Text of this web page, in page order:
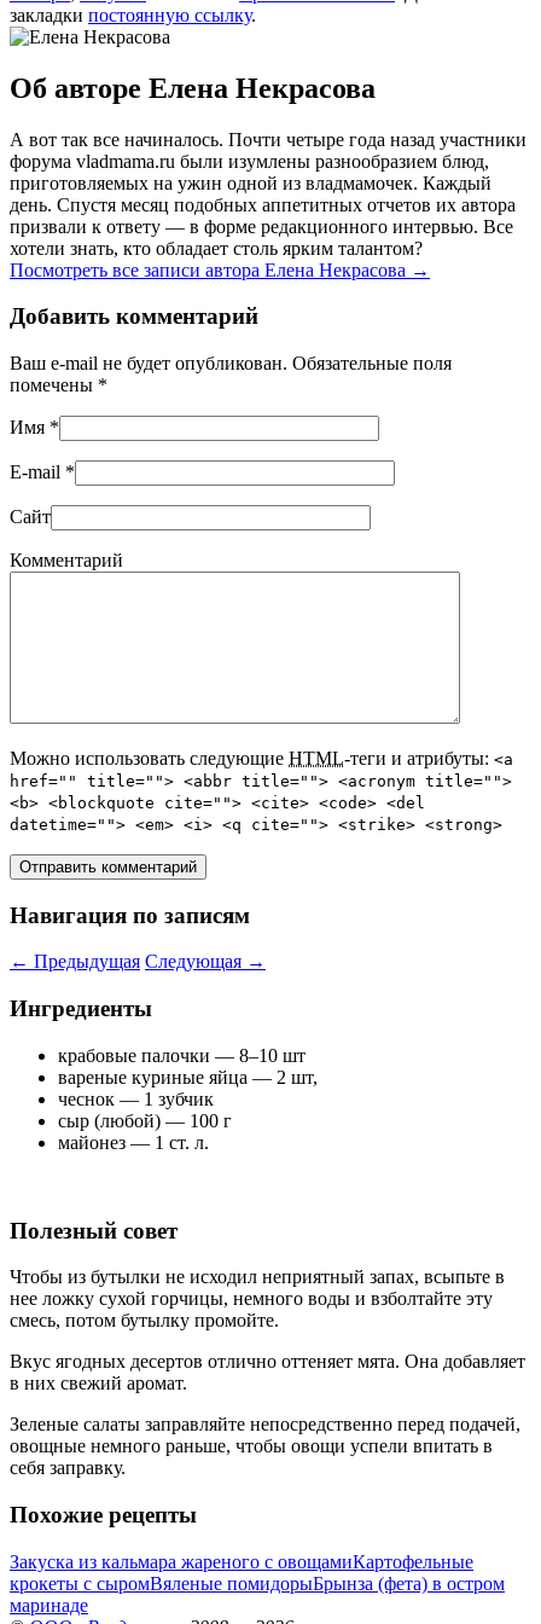
закладки постоянную ссылку.
Об авторе Елена Некрасова
А вот так все начиналось. Почти четыре года назад участники
форума vladmama.ru были изумлены разнообразием блюд,
приготовляемых на ужин одной из владмамочек. Каждый
день. Спустя месяц подобных аппетитных отчетов их автора
призвали к ответу — в форме редакционного интервью. Все
хотели знать, кто обладает столь ярким талантом?
Посмотреть все записи автора Елена Некрасова →
Добавить комментарий
Ваш e-mail не будет опубликован. Обязательные поля
помечены *
Имя *
E-mail *
Сайт
Комментарий
Можно использовать следующие HTML-теги и атрибуты: <a
href="" title=""> <abbr title=""> <acronym title="">
<b> <blockquote cite=""> <cite> <code> <del
datetime=""> <em> <i> <q cite=""> <strike> <strong>
Навигация по записям
← Предыдущая Следующая →
Ингредиенты
крабовые палочки — 8–10 шт
вареные куриные яйца — 2 шт,
чеснок — 1 зубчик
сыр (любой) — 100 г
майонез — 1 ст. л.
Полезный совет
Чтобы из бутылки не исходил неприятный запах, всыпьте в
нее ложку сухой горчицы, немного воды и взболтайте эту
смесь, потом бутылку промойте.
Вкус ягодных десертов отлично оттеняет мята. Она добавляет
в них свежий аромат.
Зеленые салаты заправляйте непосредственно перед подачей,
овощные немного раньше, чтобы овощи успели впитать в
себя заправку.
Похожие рецепты
Закуска из кальмара жареного с овощамиКартофельные
крокеты с сыромВяленые помидорыБрынза (фета) в остром
маринаде